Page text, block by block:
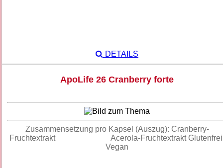
DETAILS
ApoLife 26 Cranberry forte
Zusammensetzung pro Kapsel (Auszug): Cranberry-
Fruchtextrakt Acerola-Fruchtextrakt
Vegan